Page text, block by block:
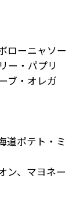
ローニャソー
ー・パプリ
ブ・オレガ
道ポテト・ミ
ン、マヨネー